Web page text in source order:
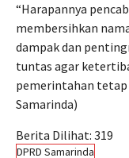
“Harapannya
membersihkan
dampak dan
tuntas agar
pemerintahan tetap
Samarinda)
Berita Dilihat: 319
DPRD Samarinda